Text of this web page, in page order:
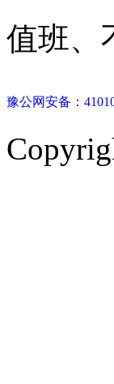
值班、
豫公网安备：